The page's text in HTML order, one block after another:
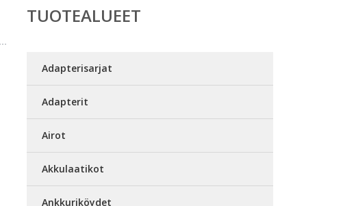
TUOTEALUEET
Adapterisarjat
Adapterit
Airot
Akkulaatikot
Ankkuriköydet